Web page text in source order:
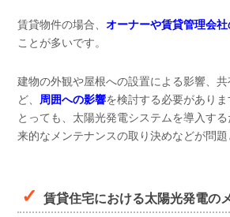
賃貸物件の場合、 オーナーや賃貸管理会
ことが多いです。
建物の外観や屋根への設置による影響、
ど、 周囲への影響を検討する必要があり
とっても、太陽光発電システムを導入す
来的なメンテナンスの取り決めなどが問題
賃貸住宅における太陽光発電の